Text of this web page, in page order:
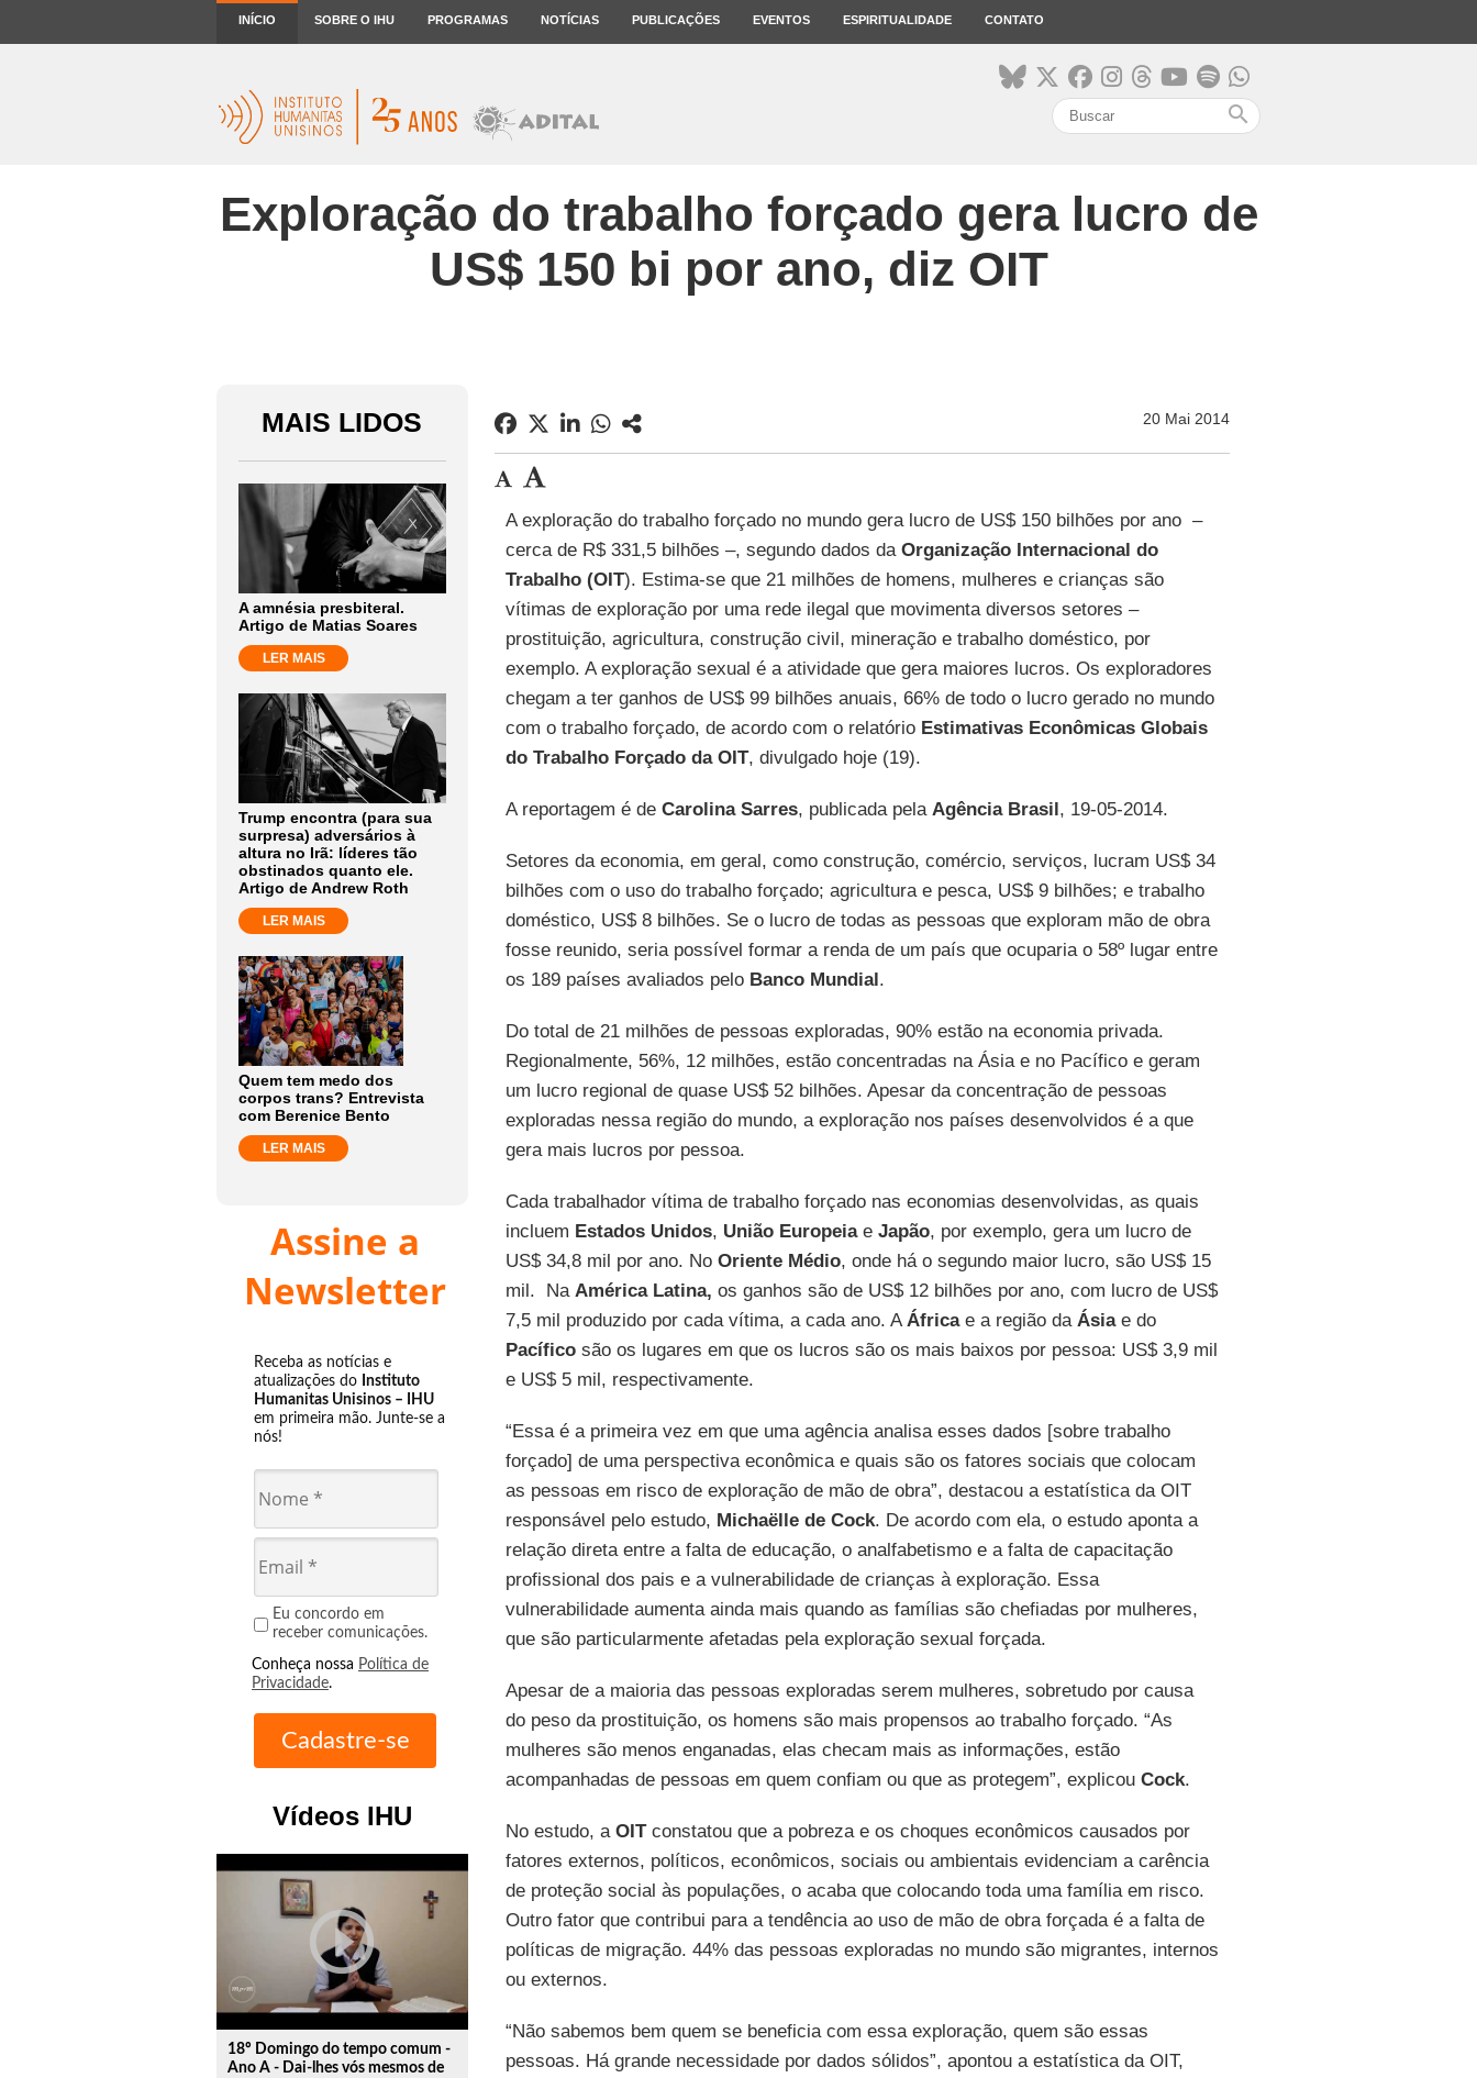
INÍCIO SOBRE O IHU PROGRAMAS NOTÍCIAS PUBLICAÇÕES EVENTOS ESPIRITUALIDADE CONTATO
search
Exploração do trabalho forçado gera lucro de
US$ 150 bi por ano, diz OIT
MAIS LIDOS
A amnésia presbiteral.
Artigo de Matias Soares
LER MAIS
Trump encontra (para sua
surpresa) adversários à
altura no Irã: líderes tão
obstinados quanto ele.
Artigo de Andrew Roth
LER MAIS
Quem tem medo dos
corpos trans? Entrevista
com Berenice Bento
LER MAIS
Assine a
Newsletter
Receba as notícias e
atualizações do Instituto
Humanitas Unisinos – IHU
em primeira mão. Junte-se a
nós!
Eu concordo em
receber comunicações.
Conheça nossa Política de
Privacidade.
Vídeos IHU
play_circle_outline
18º Domingo do tempo comum -
Ano A - Dai-lhes vós mesmos de
20 Mai 2014
A exploração do trabalho forçado no mundo gera lucro de US$ 150 bilhões por ano –
cerca de R$ 331,5 bilhões –, segundo dados daOrganização Internacional do
Trabalho (OIT). Estima-se que 21 milhões de homens, mulheres e crianças são
vítimas de exploração por uma rede ilegal que movimenta diversos setores –
prostituição, agricultura, construção civil, mineração e trabalho doméstico, por
exemplo. A exploração sexual é a atividade que gera maiores lucros. Os exploradores
chegam a ter ganhos de US$ 99 bilhões anuais, 66% de todo o lucro gerado no mundo
com o trabalho forçado, de acordo com o relatórioEstimativas Econômicas Globais
do Trabalho Forçado da OIT, divulgado hoje (19).
A reportagem é de Carolina Sarres, publicada pela Agência Brasil, 19-05-2014.
Setores da economia, em geral, como construção, comércio, serviços, lucram US$ 34
bilhões com o uso do trabalho forçado; agricultura e pesca, US$ 9 bilhões; e trabalho
doméstico, US$ 8 bilhões. Se o lucro de todas as pessoas que exploram mão de obra
fosse reunido, seria possível formar a renda de um país que ocuparia o 58º lugar entre
os 189 países avaliados pelo Banco Mundial.
Do total de 21 milhões de pessoas exploradas, 90% estão na economia privada.
Regionalmente, 56%, 12 milhões, estão concentradas na Ásia e no Pacífico e geram
um lucro regional de quase US$ 52 bilhões. Apesar da concentração de pessoas
exploradas nessa região do mundo, a exploração nos países desenvolvidos é a que
gera mais lucros por pessoa.
Cada trabalhador vítima de trabalho forçado nas economias desenvolvidas, as quais
incluem Estados Unidos, União Europeiae Japão, por exemplo, gera um lucro de
US$ 34,8 mil por ano. No Oriente Médio, onde há o segundo maior lucro, são US$ 15
mil. Na América Latina, os ganhos são de US$ 12 bilhões por ano, com lucro de US$
7,5 mil produzido por cada vítima, a cada ano. AÁfricae a região da Ásiae do
Pacíficosão os lugares em que os lucros são os mais baixos por pessoa: US$ 3,9 mil
e US$ 5 mil, respectivamente.
“Essa é a primeira vez em que uma agência analisa esses dados [sobre trabalho
forçado] de uma perspectiva econômica e quais são os fatores sociais que colocam
as pessoas em risco de exploração de mão de obra”, destacou a estatística da OIT
responsável pelo estudo, Michaëlle de Cock. De acordo com ela, o estudo aponta a
relação direta entre a falta de educação, o analfabetismo e a falta de capacitação
profissional dos pais e a vulnerabilidade de crianças à exploração. Essa
vulnerabilidade aumenta ainda mais quando as famílias são chefiadas por mulheres,
que são particularmente afetadas pela exploração sexual forçada.
Apesar de a maioria das pessoas exploradas serem mulheres, sobretudo por causa
do peso da prostituição, os homens são mais propensos ao trabalho forçado. “As
mulheres são menos enganadas, elas checam mais as informações, estão
acompanhadas de pessoas em quem confiam ou que as protegem”, explicou Cock.
No estudo, a OITconstatou que a pobreza e os choques econômicos causados por
fatores externos, políticos, econômicos, sociais ou ambientais evidenciam a carência
de proteção social às populações, o acaba que colocando toda uma família em risco.
Outro fator que contribui para a tendência ao uso de mão de obra forçada é a falta de
políticas de migração. 44% das pessoas exploradas no mundo são migrantes, internos
ou externos.
“Não sabemos bem quem se beneficia com essa exploração, quem são essas
pessoas. Há grande necessidade por dados sólidos”, apontou a estatística da OIT,